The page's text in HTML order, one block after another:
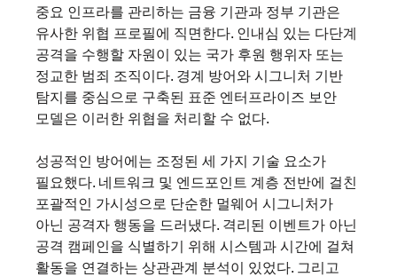
중요 인프라를 관리하는 금융 기관과 정부 기관은
유사한 위협 프로필에 직면한다. 인내심 있는 다단계
공격을 수행할 자원이 있는 국가 후원 행위자 또는
정교한 범죄 조직이다. 경계 방어와 시그니처 기반
탐지를 중심으로 구축된 표준 엔터프라이즈 보안
모델은 이러한 위협을 처리할 수 없다.
성공적인 방어에는 조정된 세 가지 기술 요소가
필요했다. 네트워크 및 엔드포인트 계층 전반에 걸친
포괄적인 가시성으로 단순한 멀웨어 시그니처가
아닌 공격자 행동을 드러냈다. 격리된 이벤트가 아닌
공격 캠페인을 식별하기 위해 시스템과 시간에 걸쳐
활동을 연결하는 상관관계 분석이 있었다. 그리고